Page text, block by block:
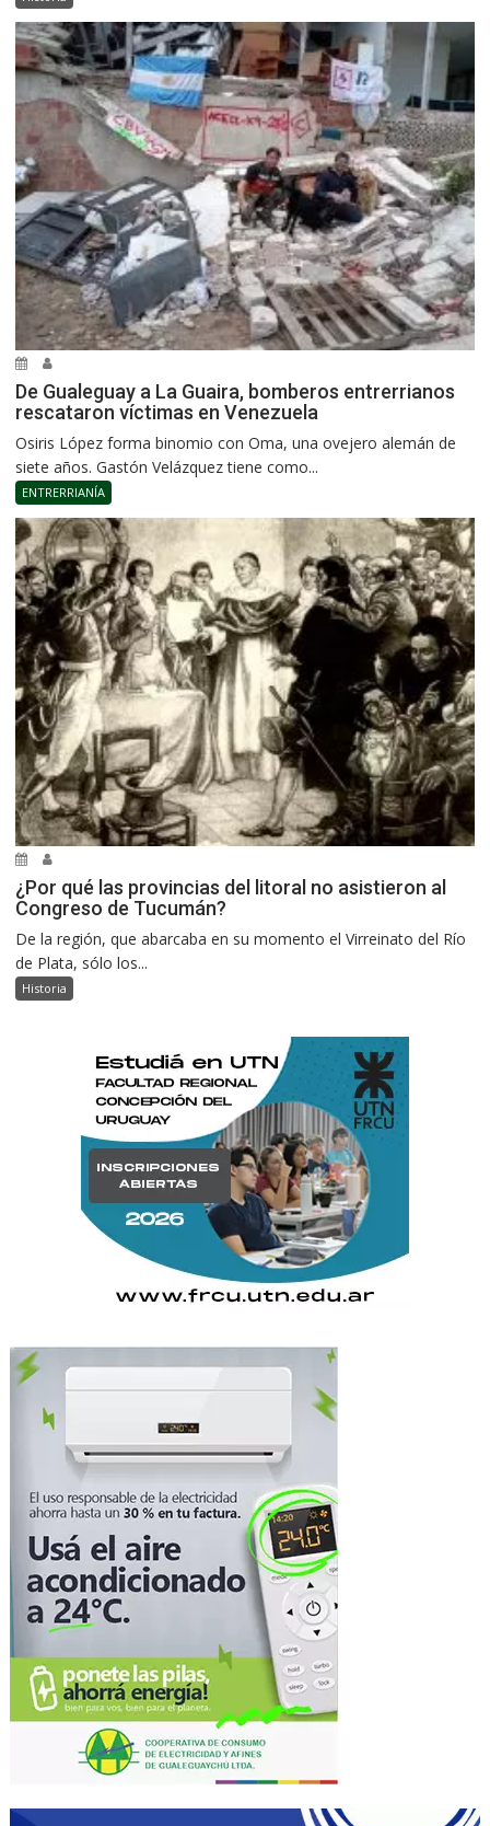
De Gualeguay a La Guaira, bomberos entrerrianos
rescataron víctimas en Venezuela
Osiris López forma binomio con Oma, una ovejero alemán de
siete años. Gastón Velázquez tiene como...
ENTRERRIANÍA
¿Por qué las provincias del litoral no asistieron al
Congreso de Tucumán?
De la región, que abarcaba en su momento el Virreinato del Río
de Plata, sólo los...
Historia